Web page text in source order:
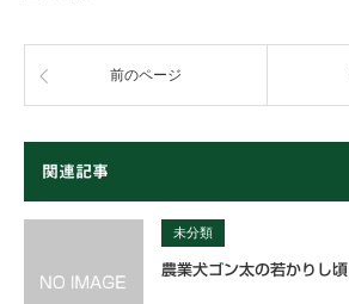
前のページ
関連記事
未分類
農業犬ゴン太の若かりし頃